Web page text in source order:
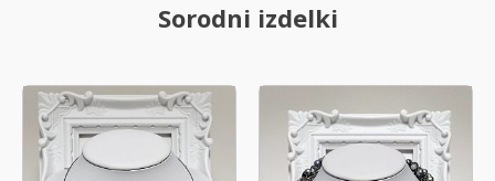
Sorodni izdelki